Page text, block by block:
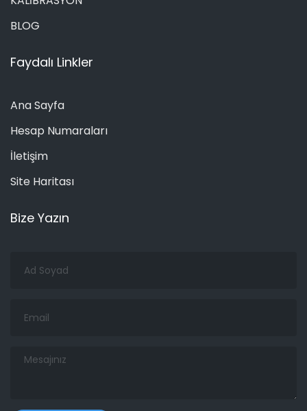
BLOG
Faydalı Linkler
Ana Sayfa
Hesap Numaraları
İletişim
Site Haritası
Bize Yazın
Soyad
Mesajınız